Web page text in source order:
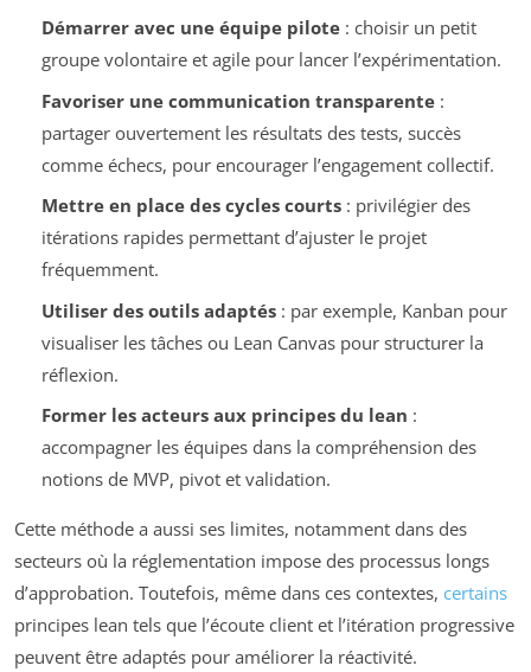
Démarrer avec une équipe pilote: choisir un petit
groupe volontaire et agile pour lancer l’expérimentation.
Favoriser une communication transparente:
partager ouvertement les résultats des tests, succès
comme échecs, pour encourager l’engagement collectif.
Mettre en place des cycles courts: privilégier des
itérations rapides permettant d’ajuster le projet
fréquemment.
Utiliser des outils adaptés: par exemple, Kanban pour
visualiser les tâches ou Lean Canvas pour structurer la
réflexion.
Former les acteurs aux principes du lean :
accompagner les équipes dans la compréhension des
notions de MVP, pivot et validation.
Cette méthode a aussi ses limites, notamment dans des
secteurs où la réglementation impose des processus longs
d’approbation. Toutefois, même dans ces contextes, certains
principes lean tels que l’écoute client et l’itération progressive
peuvent être adaptés pour améliorer la réactivité.